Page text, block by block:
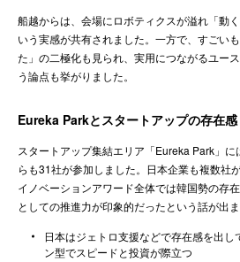
船越からは、会場にロボティクスが溢れ「動
いう実感が共有されました。一方で、すごい
た」の二極化も見られ、実用につながるユー
う論点も挙がりました。
Eureka Parkとスタートアップの存在感
スタートアップ集結エリア「Eureka Park」
らも31社が参加しました。日本企業も複数社
イノベーションアワード全体では韓国勢の存
としての推進力が印象的だったという話が出ま
日本はジェトロ支援などで存在感を出
ン型でスピードと投資が際立つ